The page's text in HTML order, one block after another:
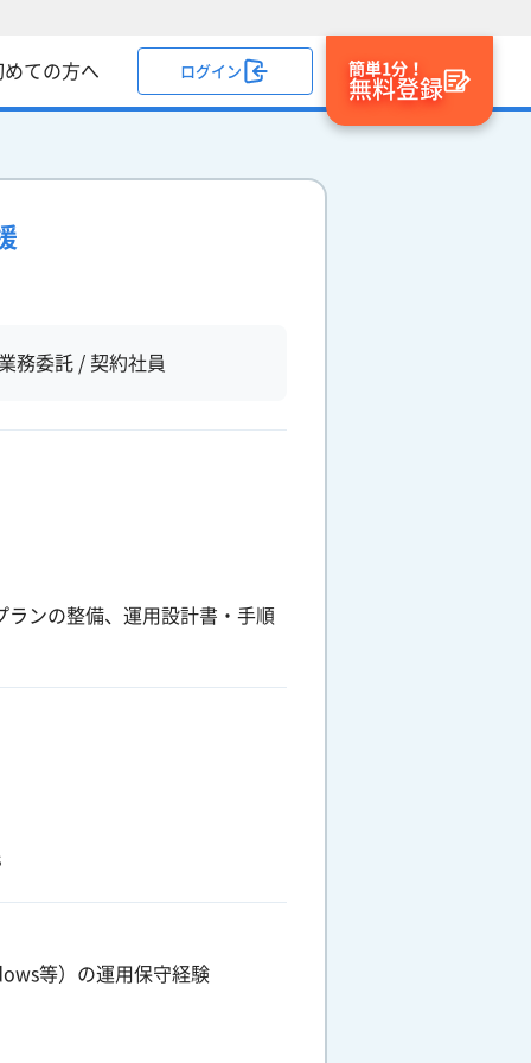
めての方へ ログイン 簡単1分！
無料登録
業務委託 / 契約社員
ランの整備、運用設計書・手順
等）の運用保守経験